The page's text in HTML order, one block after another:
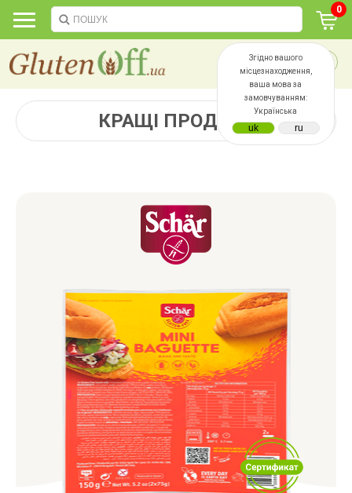
Згідно вашого
місцезнаходження,
ваша мова за
замовчуванням:
Українська
0
КРАЩІ ПРОДАЖІ